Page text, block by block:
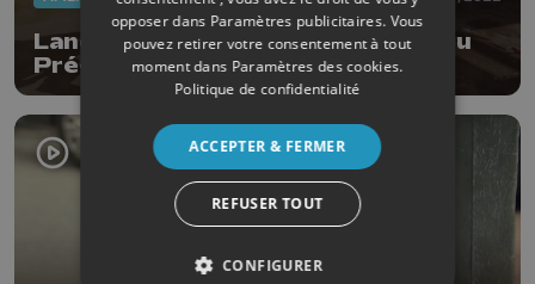
Lancement du grand nettoyage du
Pré-Madame à Herstal
opposer dans Paramètres publicitaires. Vous
pouvez retirer votre consentement à tout
moment dans Paramètres des cookies.
Politique de confidentialité
ACCEPTER & FERMER
REFUSER TOUT
CONFIGURER